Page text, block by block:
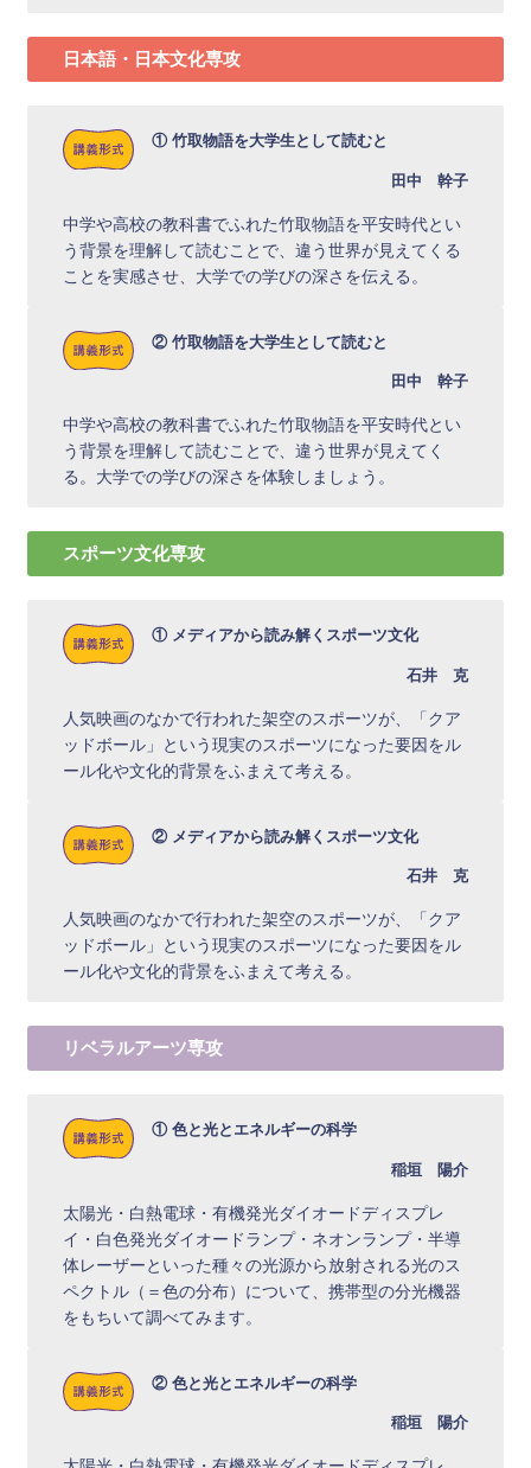
日本語・日本文化専攻
① 竹取物語を大学生として読むと
田中 幹子
中学や高校の教科書でふれた竹取物語を平安時代とい
う背景を理解して読むことで、違う世界が見えてくる
ことを実感させ、大学での学びの深さを伝える。
② 竹取物語を大学生として読むと
田中 幹子
中学や高校の教科書でふれた竹取物語を平安時代とい
う背景を理解して読むことで、違う世界が見えてく
る。大学での学びの深さを体験しましょう。
スポーツ文化専攻
① メディアから読み解くスポーツ文化
石井 克
人気映画のなかで行われた架空のスポーツが、「クア
ッドボール」という現実のスポーツになった要因をル
ール化や文化的背景をふまえて考える。
② メディアから読み解くスポーツ文化
石井 克
人気映画のなかで行われた架空のスポーツが、「クア
ッドボール」という現実のスポーツになった要因をル
ール化や文化的背景をふまえて考える。
リベラルアーツ専攻
① 色と光とエネルギーの科学
稲垣 陽介
太陽光・白熱電球・有機発光ダイオードディスプレ
イ・白色発光ダイオードランプ・ネオンランプ・半導
体レーザーといった種々の光源から放射される光のス
ペクトル（＝色の分布）について、携帯型の分光機器
をもちいて調べてみます。
② 色と光とエネルギーの科学
稲垣 陽介